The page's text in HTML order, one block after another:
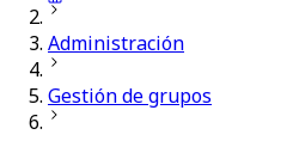
Administración
Gestión de grupos